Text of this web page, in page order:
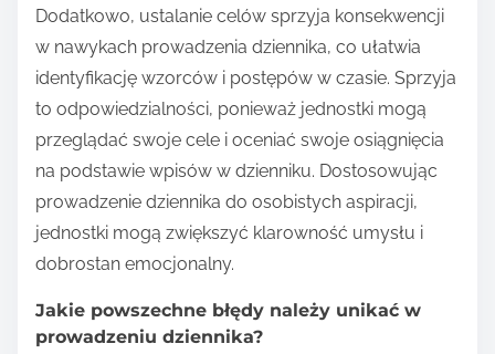
Dodatkowo, ustalanie celów sprzyja konsekwencji
w nawykach prowadzenia dziennika, co ułatwia
identyfikację wzorców i postępów w czasie. Sprzyja
to odpowiedzialności, ponieważ jednostki mogą
przeglądać swoje cele i oceniać swoje osiągnięcia
na podstawie wpisów w dzienniku. Dostosowując
prowadzenie dziennika do osobistych aspiracji,
jednostki mogą zwiększyć klarowność umysłu i
dobrostan emocjonalny.
Jakie powszechne błędy należy unikać w
prowadzeniu dziennika?